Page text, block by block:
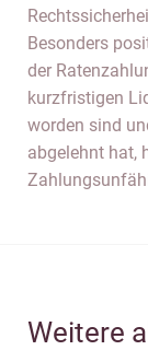
Besonders
der
kurzfristigen
worden sind
abgelehnt hat,
Weitere